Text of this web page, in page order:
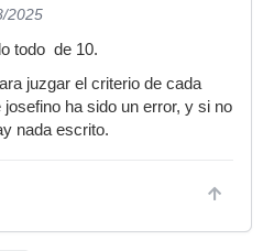
2025
todo de 10.
juzgar el criterio de cada
ha sido un error, y si no
nada escrito.